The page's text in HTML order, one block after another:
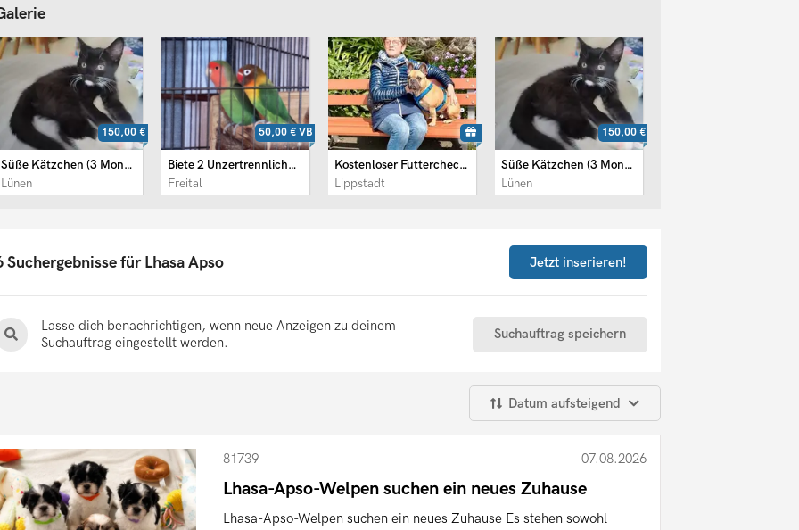
Süße Kätzchen (3 Monaten)
Lünen
150,00 €
Biete 2 Unzertrennliche an
Freital
50,00 €VB
Kostenloser Futtercheck – ...
Lippstadt
Süße Kätzchen (3 Monaten)
Lünen
150,00 €
Suchergebnisse für Lhasa Apso Jetzt inserieren!
Lasse dich benachrichtigen, wenn neue Anzeigen zu deinem
Suchauftrag eingestellt werden.
Suchauftrag speichern
Datum aufsteigend
81739 07.08.2026
Lhasa-Apso-Welpen suchen ein neues Zuhause
Lhasa-Apso-Welpen suchen ein neues Zuhause Es stehen sowohl